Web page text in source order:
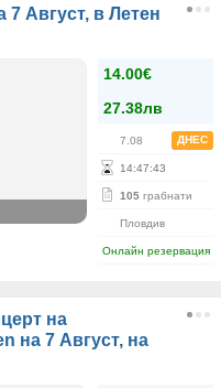
Август, в Летен
14.00€
27.38лв
7.08 ДНЕС
14:47:42
105 грабнати
Пловдив
Онлайн резервация
на
на 7 Август, на